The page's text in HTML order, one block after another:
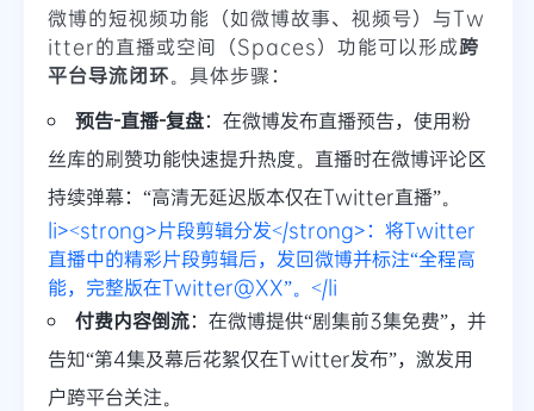
微博的短视频功能（如微博故事、视频号）与Tw
itter的直播或空间（Spaces）功能可以形成跨
平台导流闭环。具体步骤：
预告-直播-复盘：在微博发布直播预告，使用粉
丝库的刷赞功能快速提升热度。直播时在微博评论区
持续弹幕：“高清无延迟版本仅在Twitter直播”。
li><strong>片段剪辑分发</strong>：将Twitter
直播中的精彩片段剪辑后，发回微博并标注“全程高
能，完整版在Twitter@XX”。</li
付费内容倒流：在微博提供“剧集前3集免费”，并
告知“第4集及幕后花絮仅在Twitter发布”，激发用
户跨平台关注。